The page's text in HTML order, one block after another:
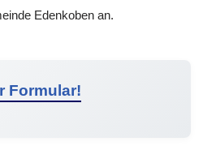
Edenkoben an.
Formular!